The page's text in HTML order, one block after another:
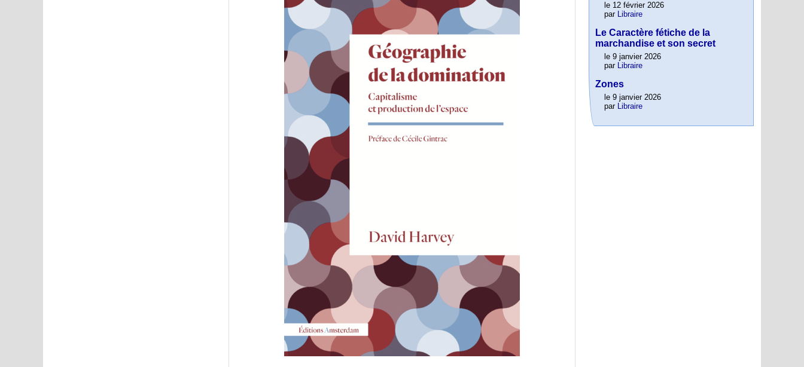
le 12 février 2026
par Libraire
Le Caractère fétiche de la
marchandise et son secret
le 9 janvier 2026
par Libraire
Zones
le 9 janvier 2026
par Libraire